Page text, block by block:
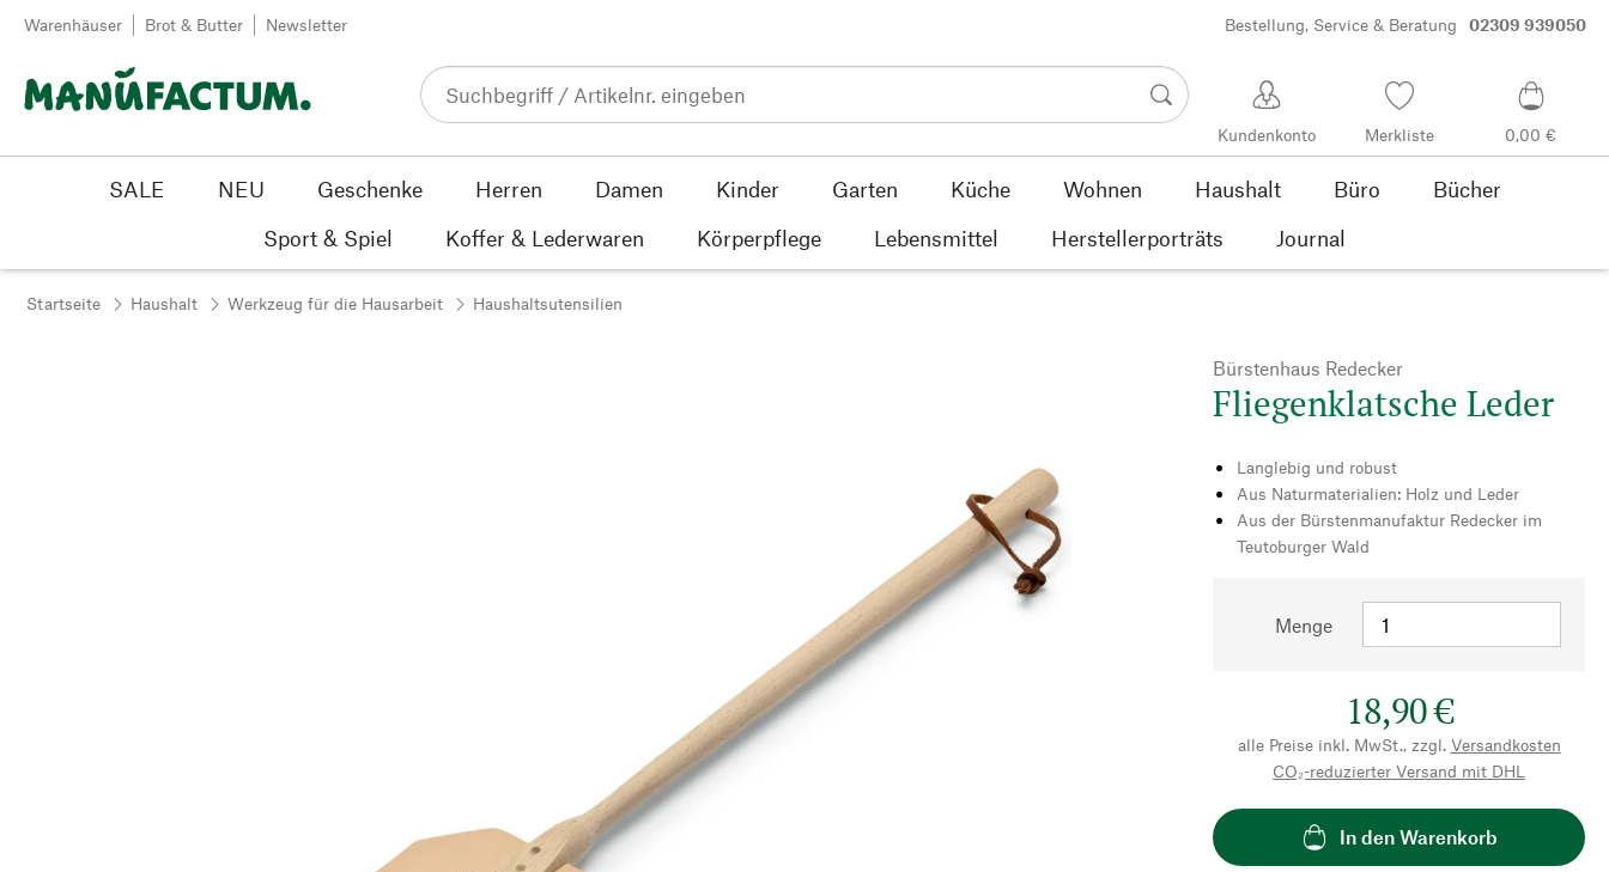
Zum Inhalt springen
Warenhäuser Brot & Butter Newsletter Bestellung, Service & Beratung 02309 939050
Kundenkonto Merkliste 0,00 €
SALE NEU Geschenke Herren Damen Kinder Garten Küche Wohnen Haushalt Büro
Bücher
Sport & Spiel
Koffer & Lederwaren Körperpflege Lebensmittel Herstellerporträts Journal
Startseite Haushalt Werkzeug für die Hausarbeit Haushaltsutensilien
Bürstenhaus Redecker
Fliegenklatsche Leder
Langlebig und robust
Aus Naturmaterialien: Holz und Leder
Aus der Bürstenmanufaktur Redecker im
Teutoburger Wald
Menge
18,90 €
alle Preise inkl. MwSt., zzgl. Versandkosten
CO₂-reduzierter Versand mit DHL
In den Warenkorb